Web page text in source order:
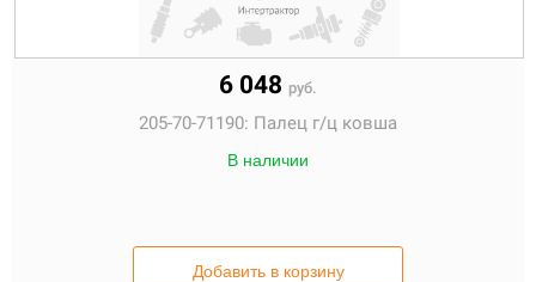
6 048 руб.
205-70-71190: Палец г/ц ковша
В наличии
Добавить в корзину